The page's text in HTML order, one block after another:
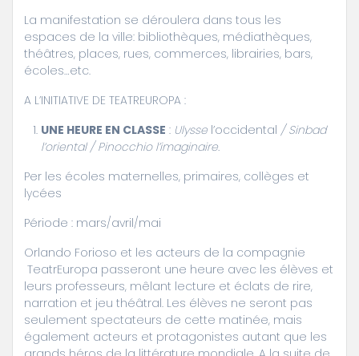
La manifestation se déroulera dans tous les
espaces de la ville: bibliothèques, médiathèques,
théâtres, places, rues, commerces, librairies, bars,
écoles…etc.
A L’INITIATIVE DE TEATREUROPA :
UNE HEURE EN CLASSE : Ulysse l’occidental / Sinbad
l’oriental / Pinocchio l’imaginaire.
Per les écoles maternelles, primaires, collèges et
lycées
Période : mars/avril/mai
Orlando Forioso et les acteurs de la compagnie
TeatrEuropa passeront une heure avec les élèves et
leurs professeurs, mêlant lecture et éclats de rire,
narration et jeu théâtral. Les élèves ne seront pas
seulement spectateurs de cette matinée, mais
également acteurs et protagonistes autant que les